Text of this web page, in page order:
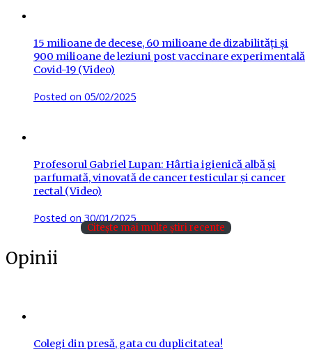
15 milioane de decese, 60 milioane de dizabilități și
900 milioane de leziuni post vaccinare experimentală
Covid-19 (Video)
Posted on 05/02/2025
Profesorul Gabriel Lupan: Hârtia igienică albă și
parfumată, vinovată de cancer testicular și cancer
rectal (Video)
Posted on30/01/2025
Citește mai multe știri recente
Opinii
Colegi din presă, gata cu duplicitatea!